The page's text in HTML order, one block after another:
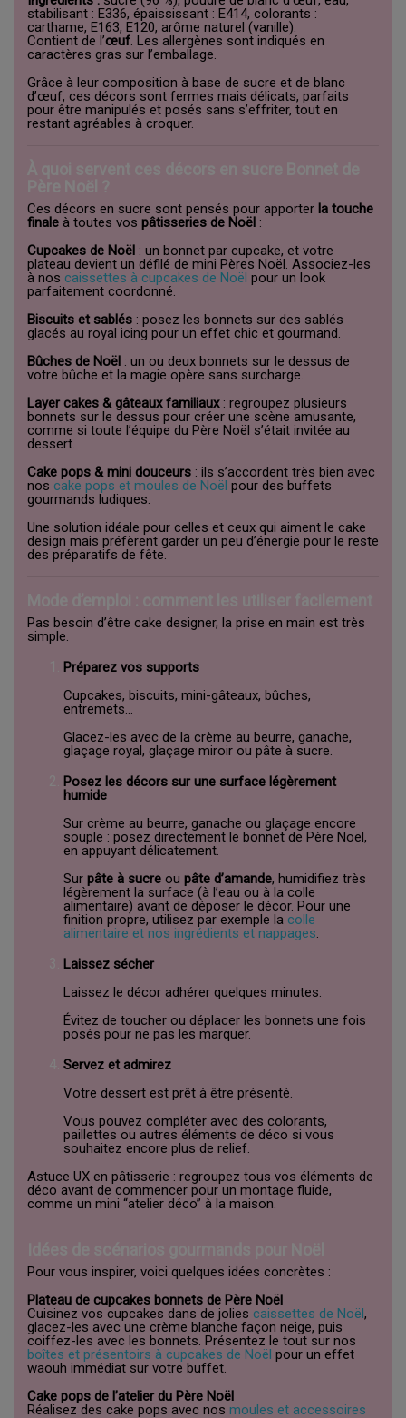
stabilisant : E336, épaississant : E414, colorants :
carthame, E163, E120, arôme naturel (vanille).
Contient de l’œuf . Les allergènes sont indiqués en
caractères gras sur l’emballage.
Grâce à leur composition à base de sucre et de blanc
d’œuf, ces décors sont fermes mais délicats, parfaits
pour être manipulés et posés sans s’effriter, tout en
restant agréables à croquer.
Ces décors en sucre sont pensés pour apporter la touche
finale à toutes vos pâtisseries de Noël :
Cupcakes de Noël : un bonnet par cupcake, et votre
plateau devient un défilé de mini Pères Noël. Associez-les
à nos caissettes à cupcakes de Noël pour un look
parfaitement coordonné.
Biscuits et sablés : posez les bonnets sur des sablés
glacés au royal icing pour un effet chic et gourmand.
Bûches de Noël : un ou deux bonnets sur le dessus de
votre bûche et la magie opère sans surcharge.
Layer cakes & gâteaux familiaux: regroupez plusieurs
bonnets sur le dessus pour créer une scène amusante,
comme si toute l’équipe du Père Noël s’était invitée au
dessert.
Cake pops & mini douceurs : ils s’accordent très bien avec
nos cake pops et moules de Noël pour des buffets
gourmands ludiques.
Une solution idéale pour celles et ceux qui aiment le cake
design mais préfèrent garder un peu d’énergie pour le reste
des préparatifs de fête.
Pas besoin d’être cake designer, la prise en main est très
simple.
Préparez vos supports
Cupcakes, biscuits, mini-gâteaux, bûches,
entremets…
Glacez-les avec de la crème au beurre, ganache,
glaçage royal, glaçage miroir ou pâte à sucre.
Posez les décors sur une surface légèrement
humide
Sur crème au beurre, ganache ou glaçage encore
souple : posez directement le bonnet de Père Noël,
en appuyant délicatement.
Sur pâte à sucre ou pâte d’amande, humidifiez très
légèrement la surface (à l’eau ou à la colle
alimentaire) avant de déposer le décor. Pour une
finition propre, utilisez par exemple la colle
alimentaire et nos ingrédients et nappages
Laissez sécher
Laissez le décor adhérer quelques minutes.
Évitez de toucher ou déplacer les bonnets une fois
posés pour ne pas les marquer.
Servez et admirez
Votre dessert est prêt à être présenté.
Vous pouvez compléter avec des colorants,
paillettes ou autres éléments de déco si vous
souhaitez encore plus de relief.
Astuce UX en pâtisserie : regroupez tous vos éléments de
déco avant de commencer pour un montage fluide,
comme un mini “atelier déco” à la maison.
Pour vous inspirer, voici quelques idées concrètes :
Plateau de cupcakes bonnets de Père Noël
Cuisinez vos cupcakes dans de jolies caissettes de Noël,
glacez-les avec une crème blanche façon neige, puis
coiffez-les avec les bonnets. Présentez le tout sur nos
boîtes et présentoirs à cupcakes de Noël pour un effet
waouh immédiat sur votre buffet.
Cake pops de l’atelier du Père Noël
Réalisez des cake pops avec nos moules et accessoires